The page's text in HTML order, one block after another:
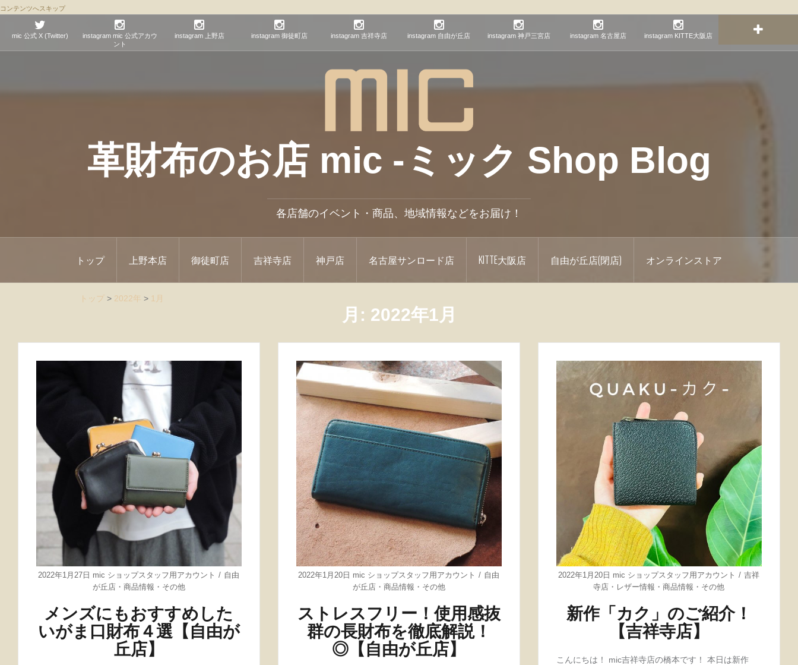
コンテンツへスキップ
mic 公式 X (Twitter)
instagram mic 公式アカウ
ント
instagram 上野店 instagram 御徒町店 instagram 吉祥寺店 instagram 自由が丘店 instagram 神戸三宮店 instagram 名古屋店 instagram KITTE大阪店
革財布のお店 mic -ミック Shop Blog
各店舗のイベント・商品、地域情報などをお届け！
トップ 上野本店 御徒町店 吉祥寺店 神戸店 名古屋サンロード店 KITTE大阪店 自由が丘店(閉店) オンラインストア
トップ > 2022年 > 1月
月: 2022年1月
2022年1月27日 mic ショップスタッフ用アカウント
自由
が丘店・ 商品情報 ・ その他
メンズにもおすすめした
いがま口財布４選【自由が
丘店】
2022年1月20日 mic ショップスタッフ用アカウント
自由
が丘店・ 商品情報 ・ その他
ストレスフリー！使用感抜
群の長財布を徹底解説！
◎【自由が丘店】
2022年1月20日 mic ショップスタッフ用アカウント
吉祥
寺店 ・ レザー情報 ・商品情報 ・ その他
新作「カク」のご紹介！
【吉祥寺店】
こんにちは！ mic吉祥寺店の橋本です！ 本日は新作